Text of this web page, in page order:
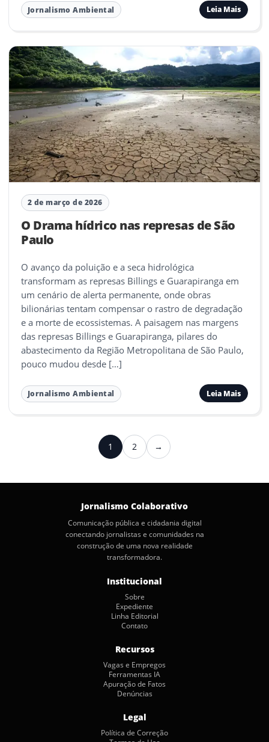
Jornalismo Ambiental Leia Mais
2 de março de 2026
O Drama hídrico nas represas de São
Paulo
O avanço da poluição e a seca hidrológica
transformam as represas Billings e Guarapiranga em
um cenário de alerta permanente, onde obras
bilionárias tentam compensar o rastro de degradação
e a morte de ecossistemas. A paisagem nas margens
das represas Billings e Guarapiranga, pilares do
abastecimento da Região Metropolitana de São Paulo,
pouco mudou desde […]
Jornalismo Ambiental Leia Mais
1 2 →Próximo
Jornalismo Colaborativo
Comunicação pública e cidadania digital
conectando jornalistas e comunidades na
construção de uma nova realidade
transformadora.
Institucional
Sobre
Expediente
Linha Editorial
Contato
Recursos
Vagas e Empregos
Ferramentas IA
Apuração de Fatos
Denúncias
Legal
Política de Correção